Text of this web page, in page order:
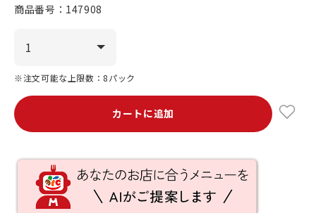
商品番号： 147908
※注文可能な上限数：8パック
カートに追加